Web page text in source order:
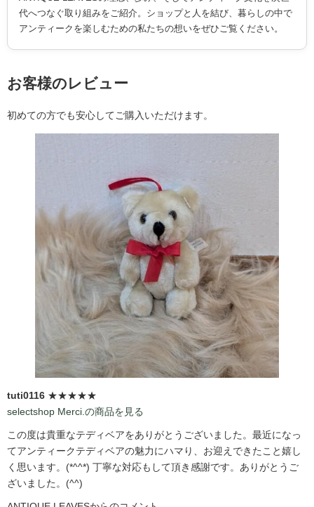
代へつなぐ取り組みをご紹介。ショップと人を結び、暮らしの中で
アンティークを楽しむための私たちの想いをぜひご覧ください。
お客様のレビュー
初めての方でも安心してご購入いただけます。
tuti0116 ★★★★★
selectshop Merci.の商品を見る
この度は貴重なテディベアをありがとうございました。最近になっ
てアンティークテディベアの魅力にハマり、お迎えできたこと嬉し
く思います。(*^^*) 丁寧な対応もして頂き感謝です。ありがとうご
ざいました。(^^)